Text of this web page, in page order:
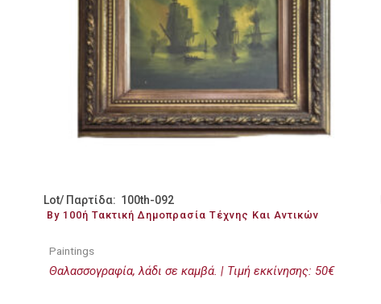
Lot/ Παρτίδα: 100th-092
By 100ή Τακτική Δημοπρασία Τέχνης Και Αντικών
Paintings
Θαλασσογραφία, λάδι σε καμβά. | Τιμή εκκίνησης: 50€